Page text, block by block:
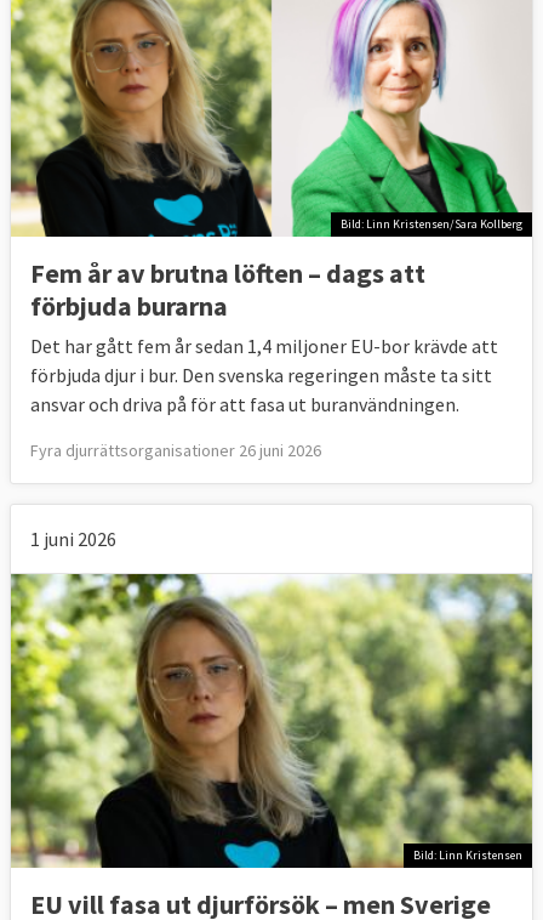
Bild: Linn Kristensen/Sara Kollberg
Fem år av brutna löften – dags att
förbjuda burarna
Det har gått fem år sedan 1,4 miljoner EU-bor krävde att
förbjuda djur i bur. Den svenska regeringen måste ta sitt
ansvar och driva på för att fasa ut buranvändningen.
Fyra djurrättsorganisationer 26 juni 2026
1 juni 2026
Bild: Linn Kristensen
EU vill fasa ut djurförsök – men Sverige